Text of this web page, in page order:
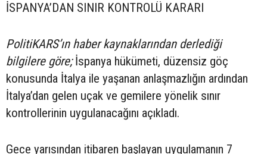
İSPANYA’DAN SINIR KONTROLÜ KARARI
PolitiKARS’ın haber kaynaklarından derlediği
bilgilere göre;İspanya hükümeti, düzensiz göç
konusunda İtalya ile yaşanan anlaşmazlığın ardından
İtalya’dan gelen uçak ve gemilere yönelik sınır
kontrollerinin uygulanacağını açıkladı.
Gece yarısından itibaren başlayan uygulamanın 7